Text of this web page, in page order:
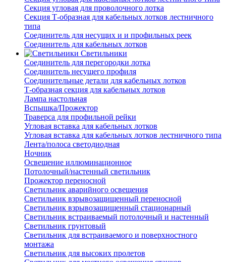
Секция угловая для проволочного лотка
Секция Т-образная для кабельных лотков лестничного
типа
Соединитель для несущих и и профильных реек
Соединитель для кабельных лотков
Светильники
Соединитель для перегородки лотка
Соединитель несущего профиля
Соединительные детали для кабельных лотков
Т-образная секция для кабельных лотков
Лампа настольная
Вспышка/Прожектор
Траверса для профильной рейки
Угловая вставка для кабельных лотков
Угловая вставка для кабельных лотков лестничного типа
Лента/полоса светодиодная
Ночник
Освещение иллюминационное
Потолочный/настенный светильник
Прожектор переносной
Светильник аварийного освещения
Светильник взрывозащищенный переносной
Светильник взрывозащищенный стационарный
Светильник встраиваемый потолочный и настенный
Светильник грунтовый
Светильник для встраиваемого и поверхностного
монтажа
Светильник для высоких пролетов